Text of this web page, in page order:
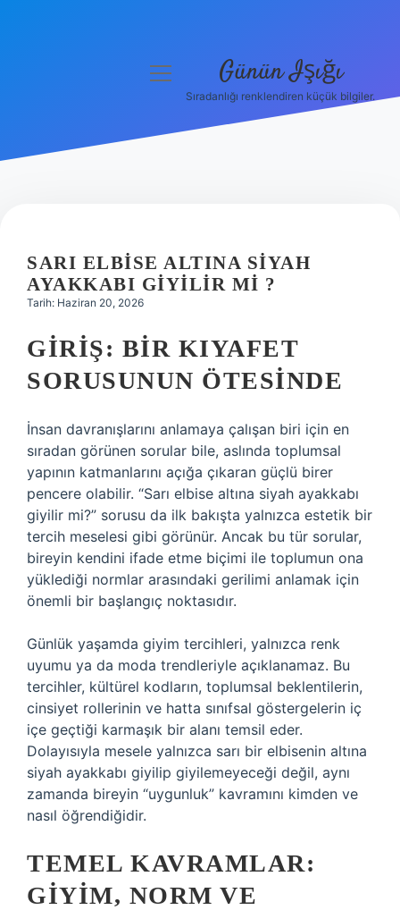
Hakkımızda
menüyü
Günün Işığı
Sıradanlığı renklendiren küçük bilgiler.
SARI ELBISE ALTINA SIYAH
AYAKKABI GIYILIR MI ?
Tarih: Haziran 20, 2026
GIRIŞ: BIR KIYAFET
SORUSUNUN ÖTESINDE
İnsan davranışlarını anlamaya çalışan biri için en
sıradan görünen sorular bile, aslında toplumsal
yapının katmanlarını açığa çıkaran güçlü birer
pencere olabilir. “Sarı elbise altına siyah ayakkabı
giyilir mi?” sorusu da ilk bakışta yalnızca estetik bir
tercih meselesi gibi görünür. Ancak bu tür sorular,
bireyin kendini ifade etme biçimi ile toplumun ona
yüklediği normlar arasındaki gerilimi anlamak için
önemli bir başlangıç noktasıdır.
Günlük yaşamda giyim tercihleri, yalnızca renk
uyumu ya da moda trendleriyle açıklanamaz. Bu
tercihler, kültürel kodların, toplumsal beklentilerin,
cinsiyet rollerinin ve hatta sınıfsal göstergelerin iç
içe geçtiği karmaşık bir alanı temsil eder.
Dolayısıyla mesele yalnızca sarı bir elbisenin altına
siyah ayakkabı giyilip giyilemeyeceği değil, aynı
zamanda bireyin “uygunluk” kavramını kimden ve
nasıl öğrendiğidir.
TEMEL KAVRAMLAR:
GIYIM, NORM VE